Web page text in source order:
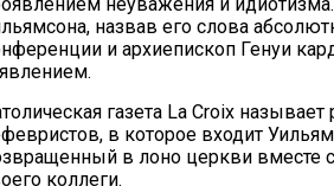
назвав его слова
и архиепископ Генуи
газета La Croix
в которое входит
в лоно церкви вместе
коллеги.